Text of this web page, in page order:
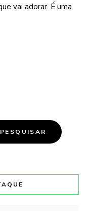
vai adorar. É uma
PESQUISAR